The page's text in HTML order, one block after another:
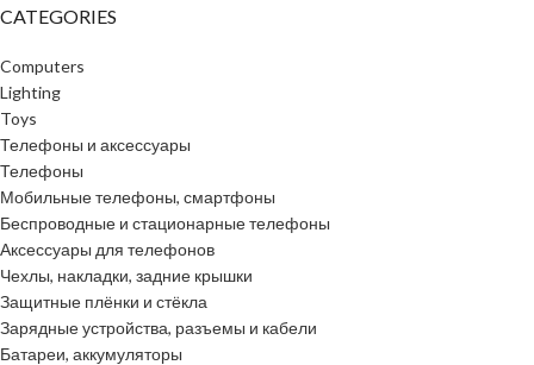
CATEGORIES
Computers
Lighting
Toys
Телефоны и аксессуары
Телефоны
Мобильные телефоны, смартфоны
Беспроводные и стационарные телефоны
Аксессуары для телефонов
Чехлы, накладки, задние крышки
Защитные плёнки и стёкла
Зарядные устройства, разъемы и кабели
Батареи, аккумуляторы